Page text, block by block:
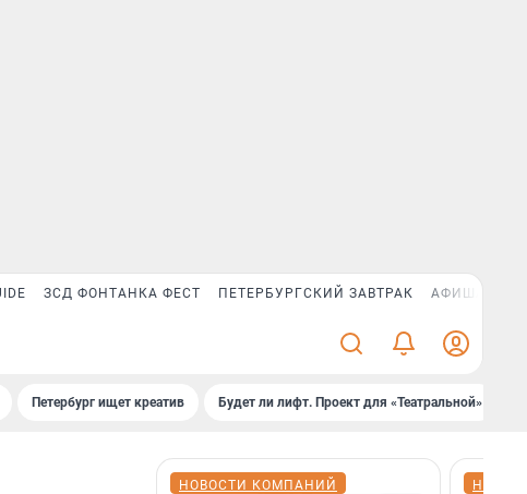
ЗСД ФОНТАНКА ФЕСТ ПЕТЕРБУРГСКИЙ ЗАВТРАК АФИША PLUS
Петербург ищет креатив Будет ли лифт. Проект для «Театральной»
НОВОСТИ КОМПАНИЙ